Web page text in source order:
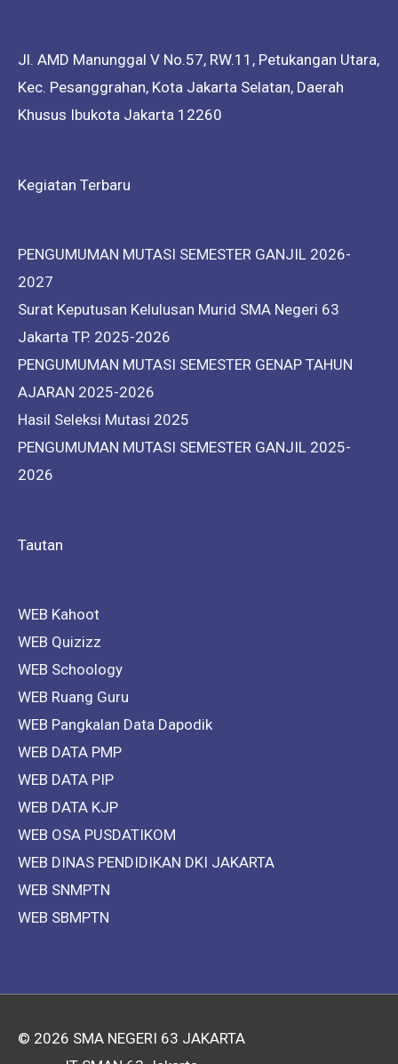
Jl. AMD Manunggal V No.57, RW.11, Petukangan Utara,
Kec. Pesanggrahan, Kota Jakarta Selatan, Daerah
Khusus Ibukota Jakarta 12260
Kegiatan Terbaru
PENGUMUMAN MUTASI SEMESTER GANJIL 2026-
2027
Surat Keputusan Kelulusan Murid SMA Negeri 63
Jakarta TP. 2025-2026
PENGUMUMAN MUTASI SEMESTER GENAP TAHUN
AJARAN 2025-2026
Hasil Seleksi Mutasi 2025
PENGUMUMAN MUTASI SEMESTER GANJIL 2025-
2026
Tautan
WEB Kahoot
WEB Quizizz
WEB Schoology
WEB Ruang Guru
WEB Pangkalan Data Dapodik
WEB DATA PMP
WEB DATA PIP
WEB DATA KJP
WEB OSA PUSDATIKOM
WEB DINAS PENDIDIKAN DKI JAKARTA
WEB SNMPTN
WEB SBMPTN
© 2026 SMA NEGERI 63 JAKARTA